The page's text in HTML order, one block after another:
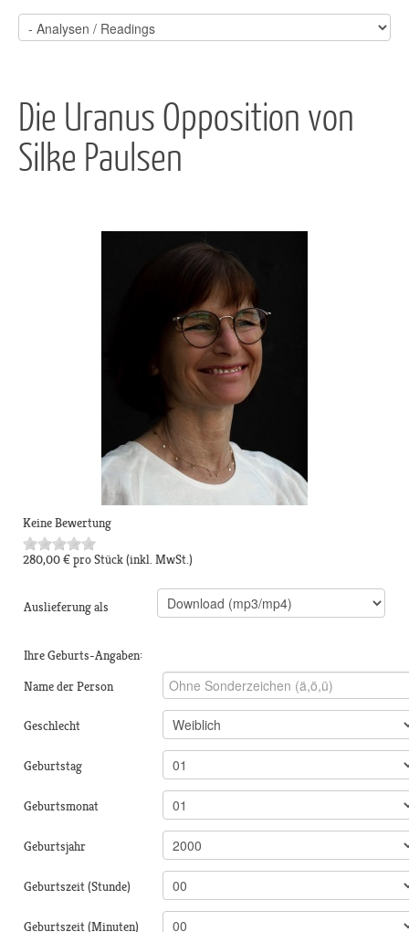
Die Uranus Opposition von
Silke Paulsen
Keine Bewertung
280,00 €pro Stück(inkl. MwSt.)
Auslieferung als
Ihre Geburts-Angaben:
Name der Person
Geschlecht
Geburtstag
Geburtsmonat
Geburtsjahr
Geburtszeit (Stunde)
Geburtszeit (Minuten)